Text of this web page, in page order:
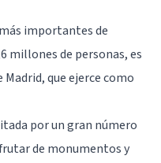
importantes de
millones de personas, es
Madrid, que ejerce como
por un gran número
de monumentos y